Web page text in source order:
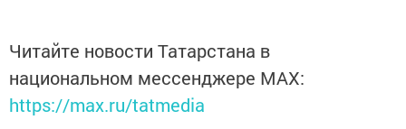
Читайте новости Татарстана в
национальном мессенджере MАХ:
https://max.ru/tatmedia